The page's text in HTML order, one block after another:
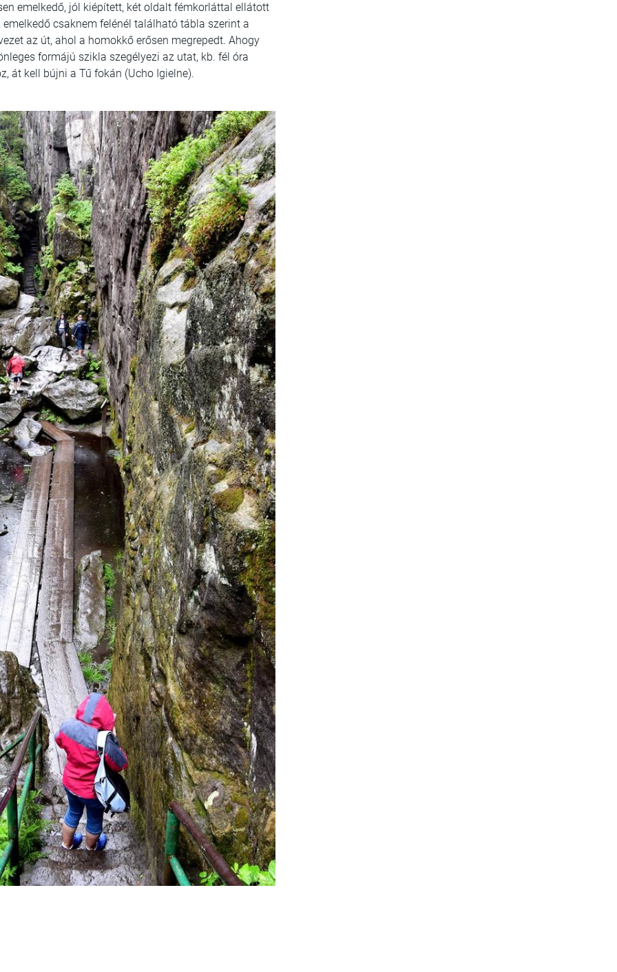
emelkedő, jól kiépített, két oldalt fémkorláttal ellátott
csaknem felénél található tábla szerint a
az út, ahol a homokkő erősen megrepedt. Ahogy
formájú szikla szegélyezi az utat, kb. fél óra
át kell bújni a Tű fokán (Ucho Igielne).